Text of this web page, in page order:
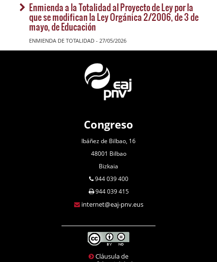
Enmienda a la Totalidad al Proyecto de Ley por la
que se modifican la Ley Orgánica 2/2006, de 3 de
mayo, de Educación
ENMIENDA DE TOTALIDAD - 27/05/2026
Congreso
Ibáñez de Bilbao, 16
48001 Bilbao
Bizkaia
944 039 400
944 039 415
internet@eaj-pnv.eus
Cláusula de